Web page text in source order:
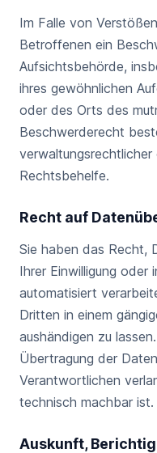
Im Falle von
Betroffenen ein
Aufsichtsbehörde,
ihres gewöhnlichen
oder des Orts des
Beschwerderecht
Rechtsbehelfe.
Recht auf
Sie haben das Recht,
Ihrer Einwilligung oder
automatisiert
Dritten in einem
aushändigen zu
Übertragung der
Verantwortlichen
technisch machbar ist.
Auskunft,